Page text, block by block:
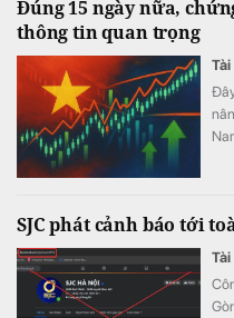
Đúng 15 ngày nữa,
thông tin quan trọng
SJC phát cảnh báo tới